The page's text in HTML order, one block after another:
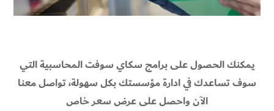
يمكنك الحصول على برامج سكاي سوفت المحاسبية التي
سوف تساعدك في ادارة مؤسستك بكل سهولة، تواصل معنا
الآن واحصل على عرض سعر خاص